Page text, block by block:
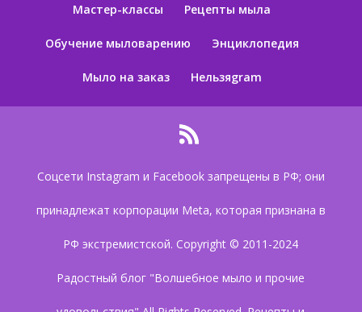
Мастер-классы Рецепты мыла
Обучение мыловарению Энциклопедия
Мыло на заказ Нельзяgram
Соцсети Instagram и Facebook запрещены в РФ; они
принадлежат корпорации Meta, которая признана в
РФ экстремистской. Copyright © 2011-2024
Радостный блог "Волшебное мыло и прочие